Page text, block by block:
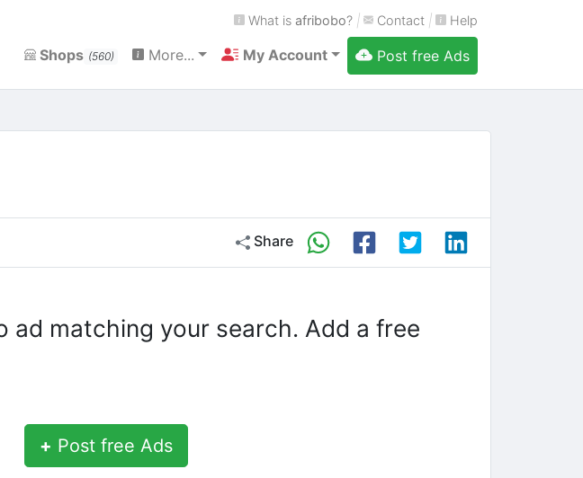
What is afribobo? | Contact | Help
Shops (560) More... My Account Post free Ads
Share
ad matching your search. Add a free
+ Post free Ads